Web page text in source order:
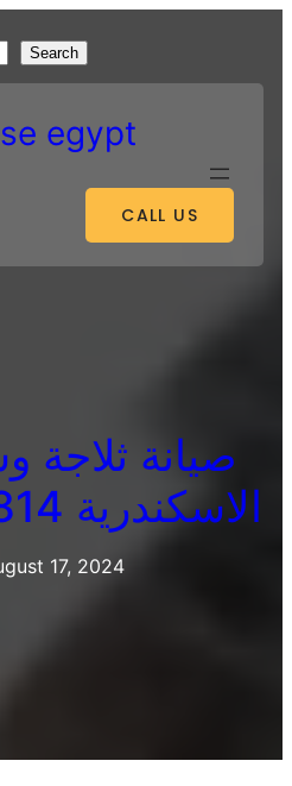
Search
egypt
CALL US
صيانة ثلاجة
الاسكندرية 01010916814
17, 2024